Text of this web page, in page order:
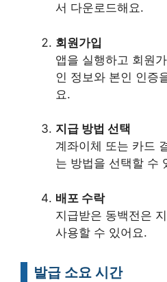
서 다운로드해요.
회원가입
앱을 실행하고 회원
인 정보와 본인 인증
요.
지급 방법 선택
계좌이체 또는 카드
는 방법을 선택할 수
배포 수락
지급받은 동백전은
사용할 수 있어요.
발급 소요 시간